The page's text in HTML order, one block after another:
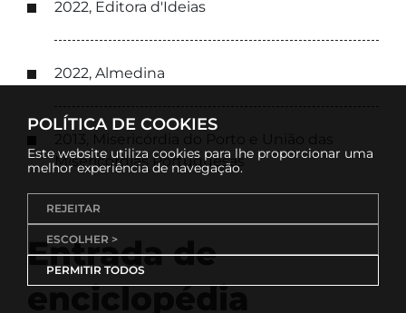
2022, Editora d'Ideias
2022, Almedina
Misericórdias Portuguesas
Entrada de
enciclopédia
POLÍTICA DE COOKIES
Este website utiliza cookies para lhe proporcionar uma
melhor experiência de navegação.
REJEITAR
ESCOLHER >
PERMITIR TODOS